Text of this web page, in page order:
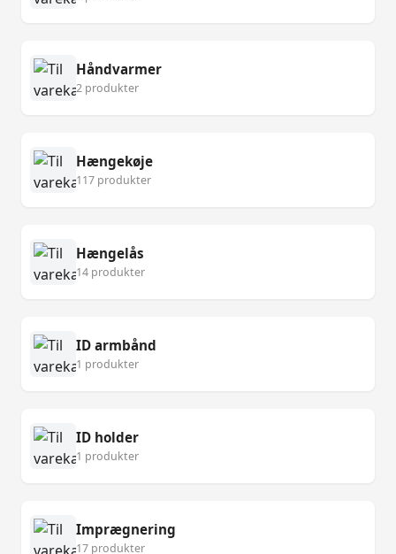
Håndvarmer
2 produkter
Hængekøje
117 produkter
Hængelås
14 produkter
ID armbånd
1 produkter
ID holder
1 produkter
Imprægnering
17 produkter